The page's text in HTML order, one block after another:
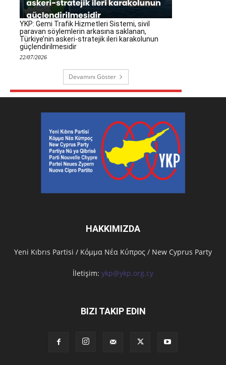
YKP: Gemi Trafik Hizmetleri Sistemi, sivil
paravan söylemlerin arkasına saklanan,
Türkiye’nin askeri-stratejik ileri karakolunun
güçlendirilmesidir
22/07/2026
Devamını Göster
HAKKIMIZDA
Υeni Kıbrıs Partisi / Κόμμα Νέα Κύπρος / New Cyprus Party
İletişim: ykp@ykp.org.cy
BIZI TAKIP EDIN